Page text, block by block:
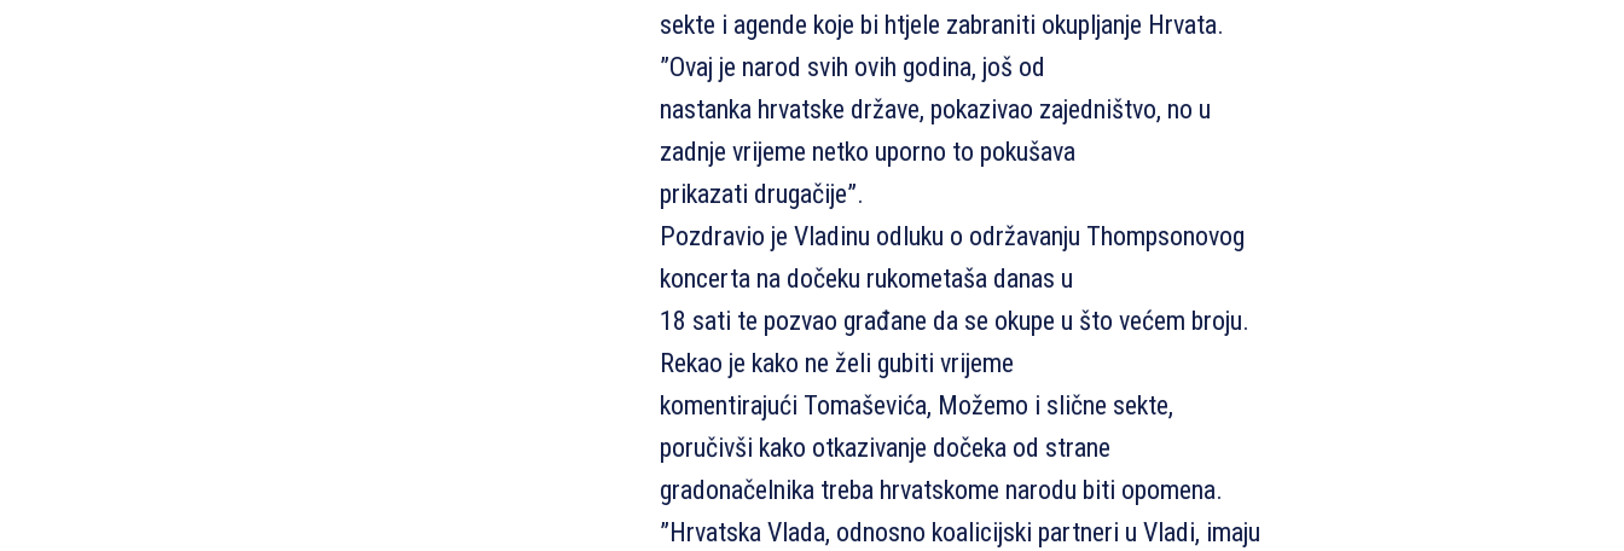
sekte i agende koje bi htjele zabraniti okupljanje Hrvata.
”Ovaj je narod svih ovih godina, još od
nastanka hrvatske države, pokazivao zajedništvo, no u
zadnje vrijeme netko uporno to pokušava
prikazati drugačije”.
Pozdravio je Vladinu odluku o održavanju Thompsonovog
koncerta na dočeku rukometaša danas u
18 sati te pozvao građane da se okupe u što većem broju.
Rekao je kako ne želi gubiti vrijeme
komentirajući Tomaševića, Možemo i slične sekte,
poručivši kako otkazivanje dočeka od strane
gradonačelnika treba hrvatskome narodu biti opomena.
”Hrvatska Vlada, odnosno koalicijski partneri u Vladi, imaju